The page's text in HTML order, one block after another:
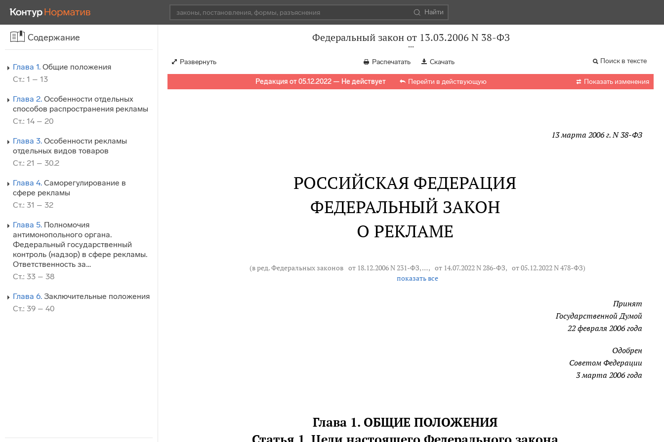
Найти
Содержание
Глава 1. Общие положения
Ст.: 1 – 13
Глава 2. Особенности отдельных
способов распространения рекламы
Ст.: 14 – 20
Глава 3. Особенности рекламы
отдельных видов товаров
Ст.: 21 – 30.2
Глава 4. Саморегулирование в
сфере рекламы
Ст.: 31 – 32
Глава 5. Полномочия
антимонопольного органа.
Федеральный государственный
контроль (надзор) в сфере рекламы.
Ответственность за…
Ст.: 33 – 38
Глава 6. Заключительные положения
Ст.: 39 – 40
Федеральный закон от 13.03.2006 N 38-ФЗ
Развернуть Распечатать Скачать Поиск в тексте
Редакция от 05.12.2022 — Не действует Перейти в действующую  Показать изменения
13 марта 2006 г. N 38-ФЗ
РОССИЙСКАЯ ФЕДЕРАЦИЯ
ФЕДЕРАЛЬНЫЙ ЗАКОН
О РЕКЛАМЕ
(в ред. Федеральных законов от 18.12.2006 N 231-ФЗ, … , от 14.07.2022 N 286-ФЗ, от 05.12.2022 N 478-ФЗ)
показать все
Принят
Государственной Думой
22 февраля 2006 года
Одобрен
Советом Федерации
3 марта 2006 года
Глава 1. ОБЩИЕ ПОЛОЖЕНИЯ